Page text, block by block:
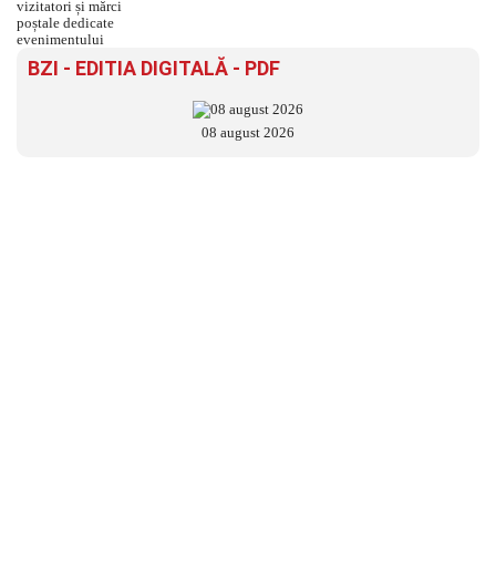
BZI - EDITIA DIGITALĂ - PDF
08 august 2026